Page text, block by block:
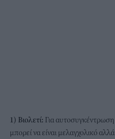
1) Βιολετί: Για αυτοσυγκέντρωση
μπορεί να είναι μελαγχολικό